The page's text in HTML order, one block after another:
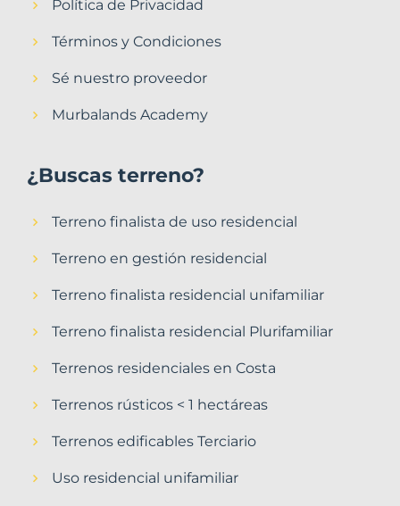
Política de Privacidad
Términos y Condiciones
Sé nuestro proveedor
Murbalands Academy
¿Buscas terreno?
Terreno finalista de uso residencial
Terreno en gestión residencial
Terreno finalista residencial unifamiliar
Terreno finalista residencial Plurifamiliar
Terrenos residenciales en Costa
Terrenos rústicos < 1 hectáreas
Terrenos edificables Terciario
Uso residencial unifamiliar